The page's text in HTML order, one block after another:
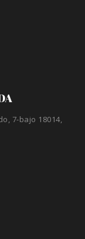
7-bajo 18014,